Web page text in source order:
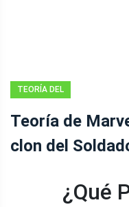
TEORÍA DEL
Teoría de
clon del
¿Qué